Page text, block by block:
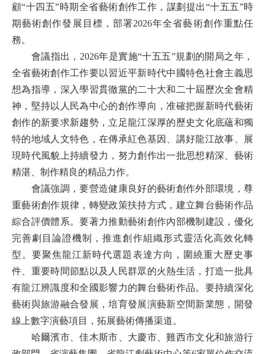
顧“十四五”時期全省藝術創作工作，謀劃提出“十五五”時
期藝術創作發展目標，部署2026年全省藝術創作重點任
務。
會議指出，2026年是實施“十五五”規劃的開局之年，
全省藝術創作工作要以習近平新時代中國特色社會主義思
想為指導，深入學習貫徹黨的二十大和二十屆歷次全會精
神，堅持以人民為中心的創作導向，准確把握新時代藝術
創作的新要求新趨勢，立足龍江深厚的歷史文化底蘊和獨
特的地域人文特色，在傳承紅色基因、講好龍江故事、展
現時代風貌上持續發力，努力創作出一批思想精深、藝術
精湛、制作精良的精品力作。
會議強調，要營造健康良好的藝術創作外部環境，尊
重藝術創作規律，轉變政策扶持方式，建立舞台藝術作品
綜合評價體系。要著力推動藝術創作內部機制建設，優化
完善劇目論證機制，推進創作組織形式靈活化高效化轉
型。要聚焦龍江新時代選題表達方向，圍繞重大歷史事
件、重要時間節點以及人民群眾的火熱生活，打造一批具
有龍江辨識度和全國影響力的舞台藝術作品。要持續深化
藝術與旅游融合發展，培育發展演藝新空間新業態，開發
線上數字演藝項目，拓展藝術傳播渠道。
哈爾濱市、佳木斯市、大慶市、雞西市文化和旅游行